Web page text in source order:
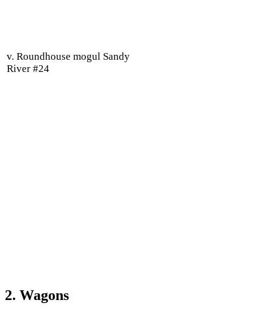
v. Roundhouse mogul Sandy
River #24
2. Wagons